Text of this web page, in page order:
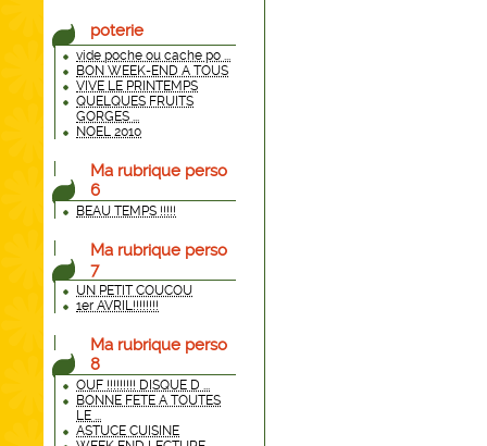
poterie
vide poche ou cache po ...
BON WEEK-END A TOUS
VIVE LE PRINTEMPS
QUELQUES FRUITS
GORGES ...
NOEL 2010
Ma rubrique perso
6
BEAU TEMPS !!!!!
Ma rubrique perso
7
UN PETIT COUCOU
1er AVRIL!!!!!!!!
Ma rubrique perso
8
OUF !!!!!!!!! DISQUE D ...
BONNE FETE A TOUTES
LE ...
ASTUCE CUISINE